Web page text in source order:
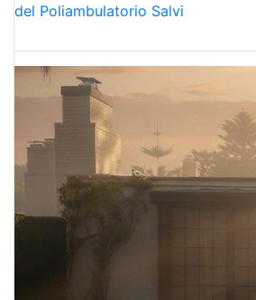
del Poliambulatorio Salvi